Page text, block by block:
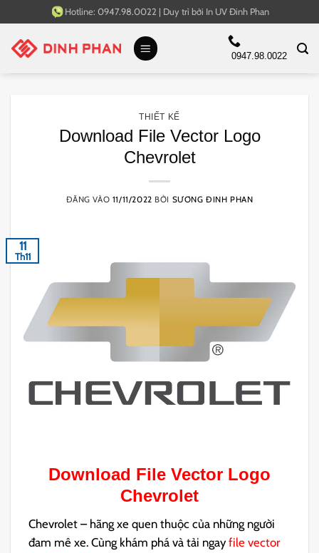
qua
nội
Hotline: 0947.98.0022 | Duy trì bởi In UV Đinh Phan
0947.98.0022
THIẾT KẾ
Download File Vector Logo
Chevrolet
ĐĂNG VÀO 11/11/2022 BỞI SƯƠNG ĐINH PHAN
11
Th11
Download File Vector Logo
Chevrolet
Chevrolet – hãng xe quen thuộc của những người
đam mê xe. Cùng khám phá và tải ngayfile vector